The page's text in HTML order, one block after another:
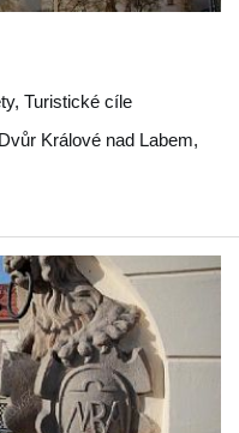
Turistické cíle
Dvůr Králové nad Labem,